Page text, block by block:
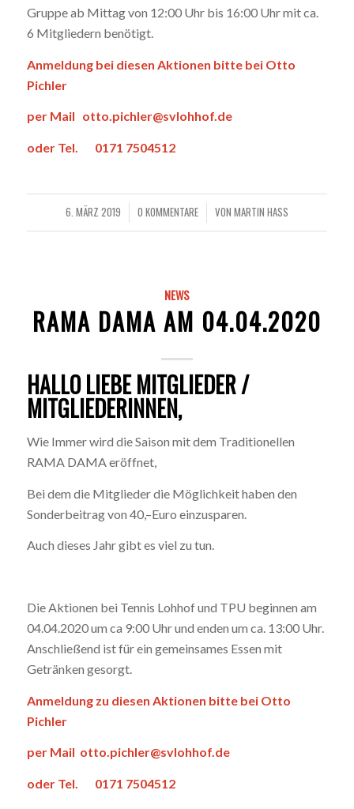
Gruppe ab Mittag von 12:00 Uhr bis 16:00 Uhr mit ca.
6 Mitgliedern benötigt.
Anmeldung bei diesen Aktionen bitte bei Otto
Pichler
per Mail otto.pichler@svlohhof.de
oder Tel. 0171 7504512
6. MÄRZ 2019
/ 0 KOMMENTARE
/ VON MARTIN HASS
NEWS
RAMA DAMA AM 04.04.2020
HALLO LIEBE MITGLIEDER /
MITGLIEDERINNEN,
Wie Immer wird die Saison mit dem Traditionellen
RAMA DAMA eröffnet,
Bei dem die Mitglieder die Möglichkeit haben den
Sonderbeitrag von 40,–Euro einzusparen.
Auch dieses Jahr gibt es viel zu tun.
Die Aktionen bei Tennis Lohhof und TPU beginnen am
04.04.2020 um ca 9:00 Uhr und enden um ca. 13:00 Uhr.
Anschließend ist für ein gemeinsames Essen mit
Getränken gesorgt.
Anmeldung zu diesen Aktionen bitte bei Otto
Pichler
per Mail otto.pichler@svlohhof.de
oder Tel. 0171 7504512